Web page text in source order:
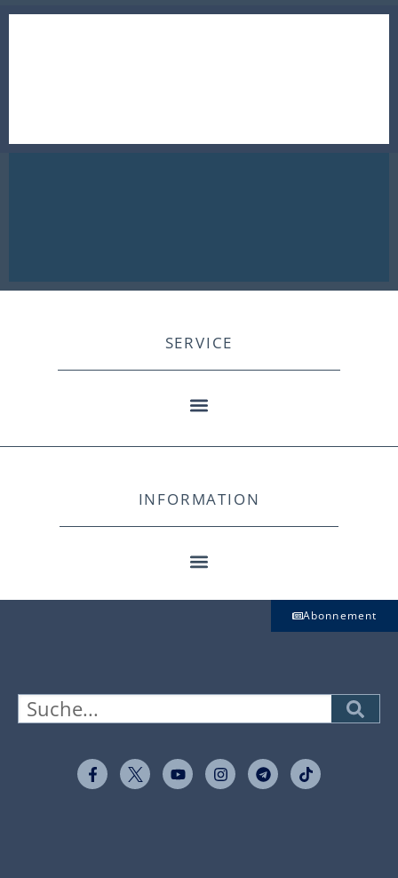
SERVICE
INFORMATION
Abonnement